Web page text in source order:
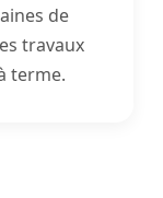
de
travaux
terme.